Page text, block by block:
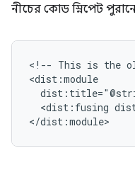
নীচের কোড স্নিপেট
<!-- This is the
<dist:fusing